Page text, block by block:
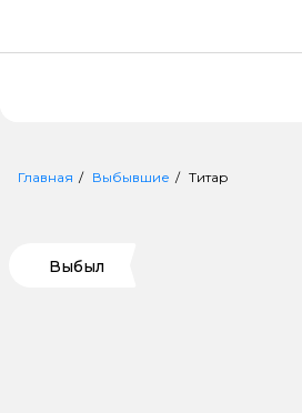
Главная Выбывшие Титар
Выбыл